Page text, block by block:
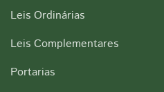
Leis Ordinárias
Leis Complementares
Portarias